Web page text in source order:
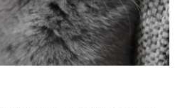
Уз ове једноставне савете
нове навике